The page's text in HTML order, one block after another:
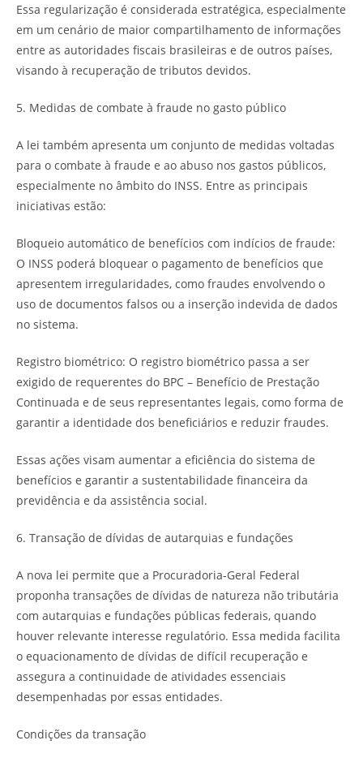
Essa regularização é considerada estratégica, especialmente
em um cenário de maior compartilhamento de informações
entre as autoridades fiscais brasileiras e de outros países,
visando à recuperação de tributos devidos.
5. Medidas de combate à fraude no gasto público
A lei também apresenta um conjunto de medidas voltadas
para o combate à fraude e ao abuso nos gastos públicos,
especialmente no âmbito do INSS. Entre as principais
iniciativas estão:
Bloqueio automático de benefícios com indícios de fraude:
O INSS poderá bloquear o pagamento de benefícios que
apresentem irregularidades, como fraudes envolvendo o
uso de documentos falsos ou a inserção indevida de dados
no sistema.
Registro biométrico: O registro biométrico passa a ser
exigido de requerentes do BPC – Benefício de Prestação
Continuada e de seus representantes legais, como forma de
garantir a identidade dos beneficiários e reduzir fraudes.
Essas ações visam aumentar a eficiência do sistema de
benefícios e garantir a sustentabilidade financeira da
previdência e da assistência social.
6. Transação de dívidas de autarquias e fundações
A nova lei permite que a Procuradoria-Geral Federal
proponha transações de dívidas de natureza não tributária
com autarquias e fundações públicas federais, quando
houver relevante interesse regulatório. Essa medida facilita
o equacionamento de dívidas de difícil recuperação e
assegura a continuidade de atividades essenciais
desempenhadas por essas entidades.
Condições da transação